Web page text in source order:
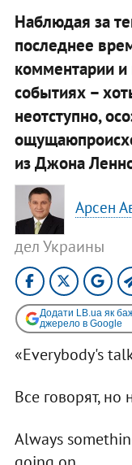
Наблюдая за
последнее
комментарии и
событиях –
неотступно,
из Джона
Арсен
дел Украины
Додати LB.ua як
джерело в Google
«Everybody's
Все говорят, но
Always